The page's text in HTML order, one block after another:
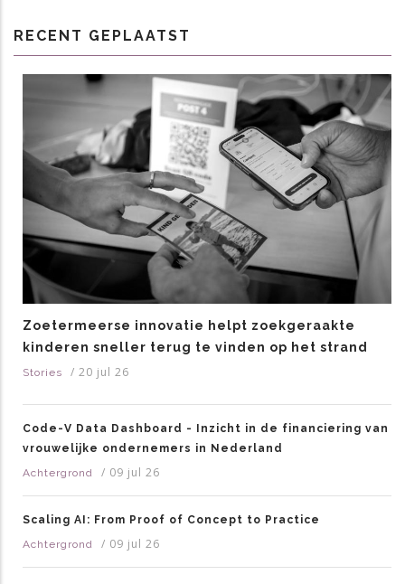
RECENT GEPLAATST
Zoetermeerse innovatie helpt zoekgeraakte
kinderen sneller terug te vinden op het strand
Stories / 20 jul 26
Code-V Data Dashboard - Inzicht in de financiering van
vrouwelijke ondernemers in Nederland
Achtergrond
/ 09 jul 26
Scaling AI: From Proof of Concept to Practice
Achtergrond
/ 09 jul 26